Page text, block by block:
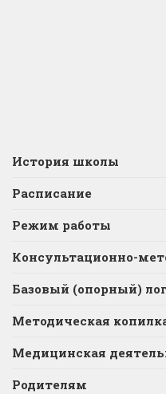
История школы
Расписание
Режим работы
Консультационно-
Базовый (опорный)
Методическая
Медицинская
Родителям